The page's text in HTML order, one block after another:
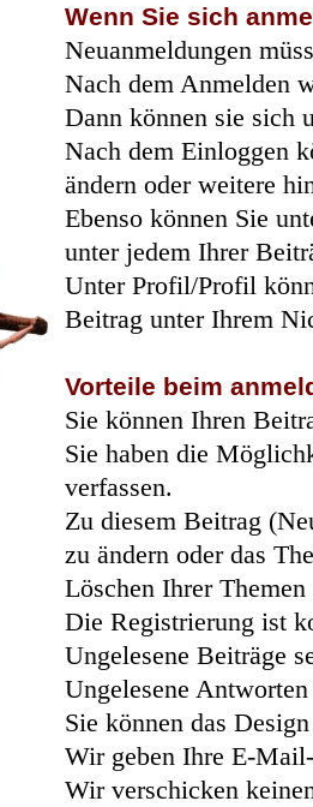
Wenn Sie sich
Neuanmeldungen
Nach dem Anmelden
Dann können sie sich
Nach dem Einloggen
ändern oder weitere
Ebenso können Sie
unter jedem Ihrer
Unter Profil/Profil
Beitrag unter Ihrem
Vorteile beim
Sie können Ihren
Sie haben die
verfassen.
Zu diesem Beitrag
zu ändern oder das
Löschen Ihrer
Die Registrierung ist
Ungelesene Beiträge
Ungelesene
Sie können das
Wir geben Ihre E-
Wir verschicken